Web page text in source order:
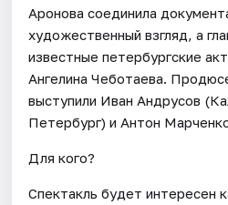
Аронова соединила
художественный взгляд, а
известные петербургские
Ангелина Чеботаева.
выступили Иван Андрусов
Петербург) и Антон
Для кого?
Спектакль будет интересен